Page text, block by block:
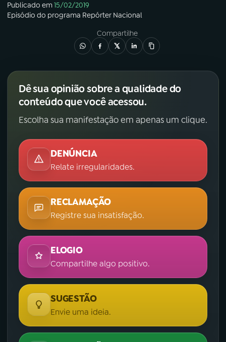
Publicado em15/02/2019
Episódio do programa Repórter Nacional
Compartilhe
Dê sua opinião sobre a qualidade do
conteúdo que você acessou.
Escolha sua manifestação em apenas um clique.
DENÚNCIA
Relate irregularidades.
RECLAMAÇÃO
Registre sua insatisfação.
ELOGIO
Compartilhe algo positivo.
SUGESTÃO
Envie uma ideia.